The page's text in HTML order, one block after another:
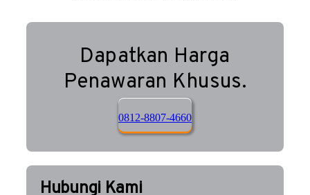
Dapatkan Harga
Penawaran Khusus.
0812-8807-4660
Hubungi Kami